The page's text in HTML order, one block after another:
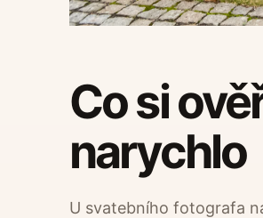
Co si
narychlo
U svatebního fotografa